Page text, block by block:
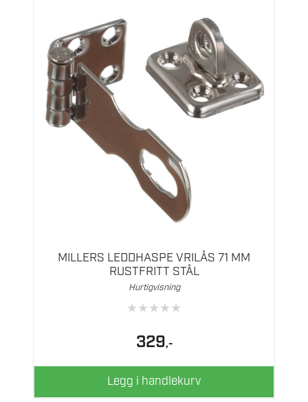
MILLERS LEDDHASPE VRILÅS 71 MM
RUSTFRITT STÅL
Hurtigvisning
★★★★★
329,-
Legg i handlekurv